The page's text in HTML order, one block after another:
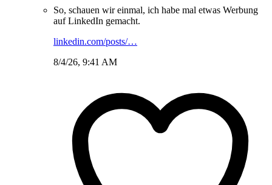
So, schauen wir einmal, ich habe mal etwas Werbung
auf LinkedIn gemacht.
linkedin.com/posts/…
8/4/26, 9:41 AM